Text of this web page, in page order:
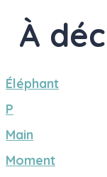
À
Éléphant
P
Main
Moment